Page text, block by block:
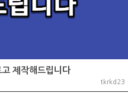
제작해드립니다
tkrkd23